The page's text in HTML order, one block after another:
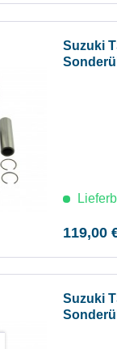
Suzuki
119,00
Suzuki